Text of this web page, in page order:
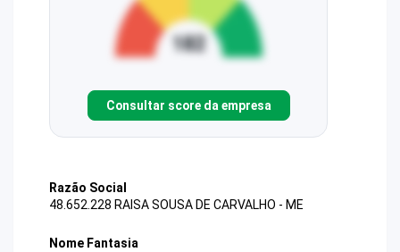
Consultar score da empresa
Razão Social
48.652.228 RAISA SOUSA DE CARVALHO - ME
Nome Fantasia